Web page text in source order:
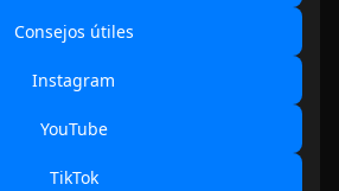
Consejos útiles
Instagram
YouTube
TikTok